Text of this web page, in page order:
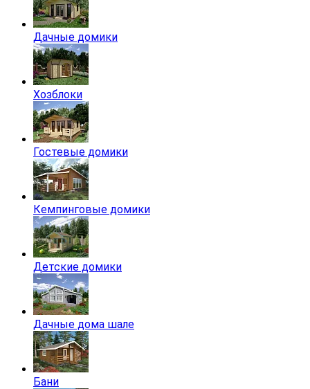
Дачные домики
Хозблоки
Гостевые домики
Кемпинговые домики
Детские домики
Дачные дома шале
Бани